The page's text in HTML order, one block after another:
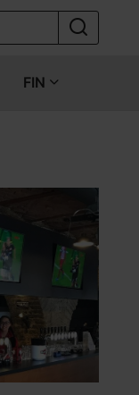
FIN